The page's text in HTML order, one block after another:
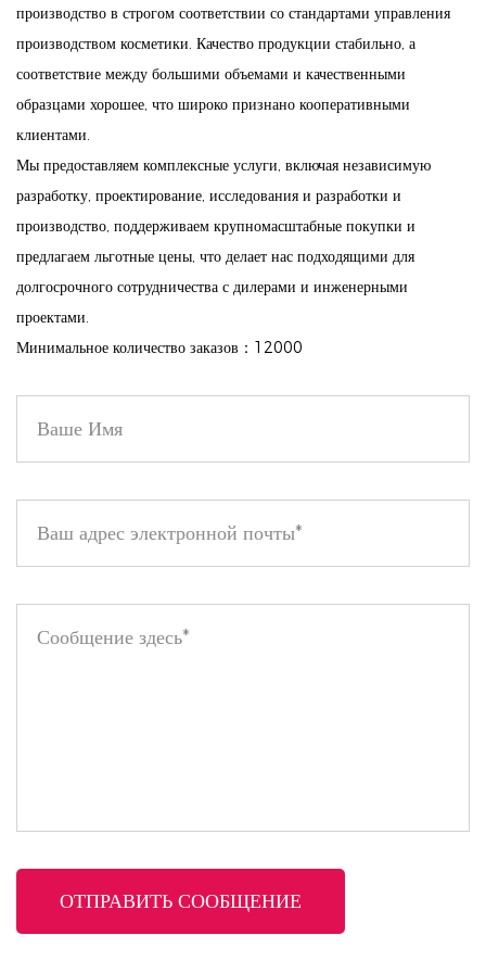
Нежное питание: эта помада, насыщенная питательными
ингредиентами, не только украшает, но и ухаживает за
вашими губами, обеспечивая успокаивающее нанесение и
ощущение роскоши.
Наша приверженность принципам отсутствия жестокости
означает, что вы можете наслаждаться нашей
высококачественной продукцией без ущерба для своих
ценностей.
Бархатистое матовое покрытие: создайте шикарный матовый
вид, легкий и гладкий на губах, что делает его идеальным
как для повседневного ношения, так и для особых случаев.
Побалуйте себя помадой, которая не только подчеркнет вашу
красоту, но и будет соответствовать вашим этическим
стандартам. Испытайте роскошь нашей бархатной матовой
помады уже сегодня!
производство в строгом соответствии со стандартами управления
производством косметики. Качество продукции стабильно, а
соответствие между большими объемами и качественными
образцами хорошее, что широко признано кооперативными
клиентами.
Мы предоставляем комплексные услуги, включая независимую
разработку, проектирование, исследования и разработки и
производство, поддерживаем крупномасштабные покупки и
предлагаем льготные цены, что делает нас подходящими для
долгосрочного сотрудничества с дилерами и инженерными
проектами.
Минимальное количество заказов：12000